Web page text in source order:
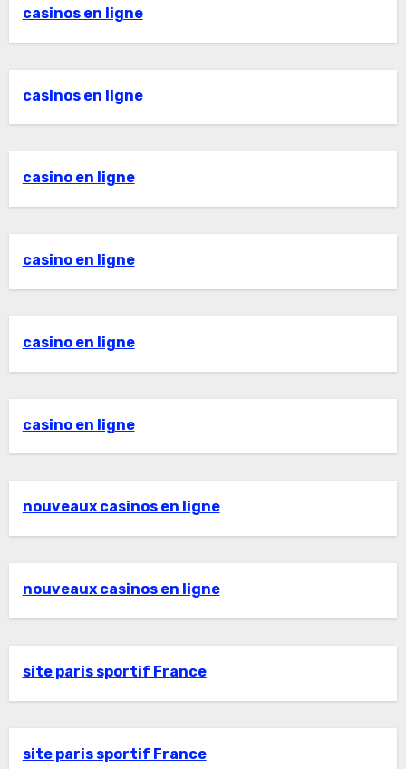
casinos en ligne
casinos en ligne
casino en ligne
casino en ligne
casino en ligne
casino en ligne
nouveaux casinos en ligne
nouveaux casinos en ligne
site paris sportif France
site paris sportif France